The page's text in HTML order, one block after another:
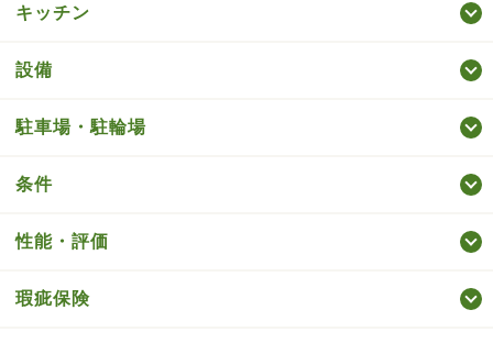
キッチン
設備
駐車場・駐輪場
条件
性能・評価
瑕疵保険